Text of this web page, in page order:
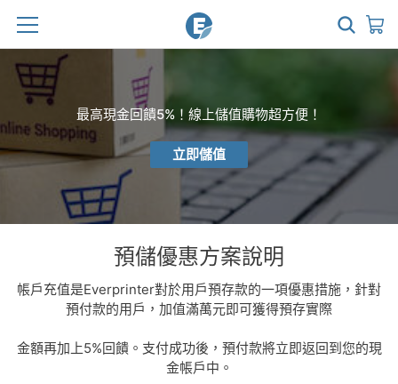
最高現金回饋5%！線上儲值購物超方便！
立即儲值
預儲優惠方案說明
帳戶充值是Everprinter對於用戶預存款的一項優惠措施，針對
預付款的用戶，加值滿萬元即可獲得預存實際
金額再加上5%回饋。支付成功後，預付款將立即返回到您的現
金帳戶中。